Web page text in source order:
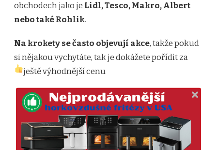
obchodech jako je Lidl, Tesco, Makro, Albert
nebo také Rohlik.
Na krokety se často objevují akce, takže pokud
si nějakou vychytáte, tak je dokážete pořídit za
ještě výhodnější cenu